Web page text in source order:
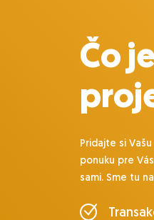
Čo
Pridajte si
ponuku pre
sami. Sme tu